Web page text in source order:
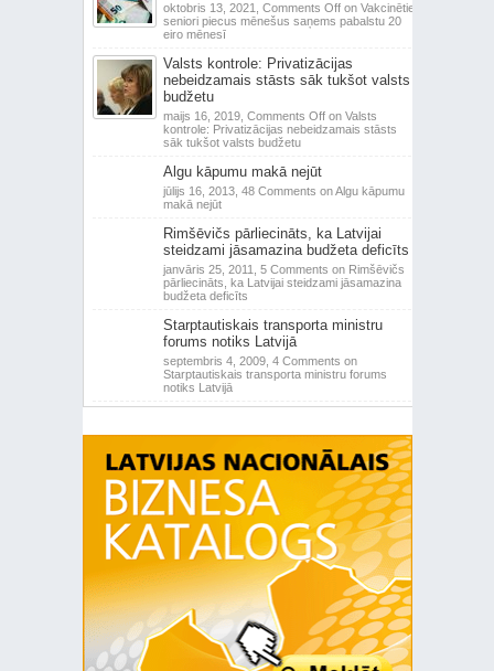
oktobris 13, 2021, Comments Offon Vakcinētie
seniori piecus mēnešus saņems pabalstu 20
eiro mēnesī
Valsts kontrole: Privatizācijas
nebeidzamais stāsts sāk tukšot valsts
budžetu
maijs 16, 2019, Comments Offon Valsts
kontrole: Privatizācijas nebeidzamais stāsts
sāk tukšot valsts budžetu
Algu kāpumu makā nejūt
jūlijs 16, 2013, 48 Comments on Algu kāpumu
makā nejūt
Rimšēvičs pārliecināts, ka Latvijai
steidzami jāsamazina budžeta deficīts
janvāris 25, 2011, 5 Comments on Rimšēvičs
pārliecināts, ka Latvijai steidzami jāsamazina
budžeta deficīts
Starptautiskais transporta ministru
forums notiks Latvijā
septembris 4, 2009, 4 Comments on
Starptautiskais transporta ministru forums
notiks Latvijā